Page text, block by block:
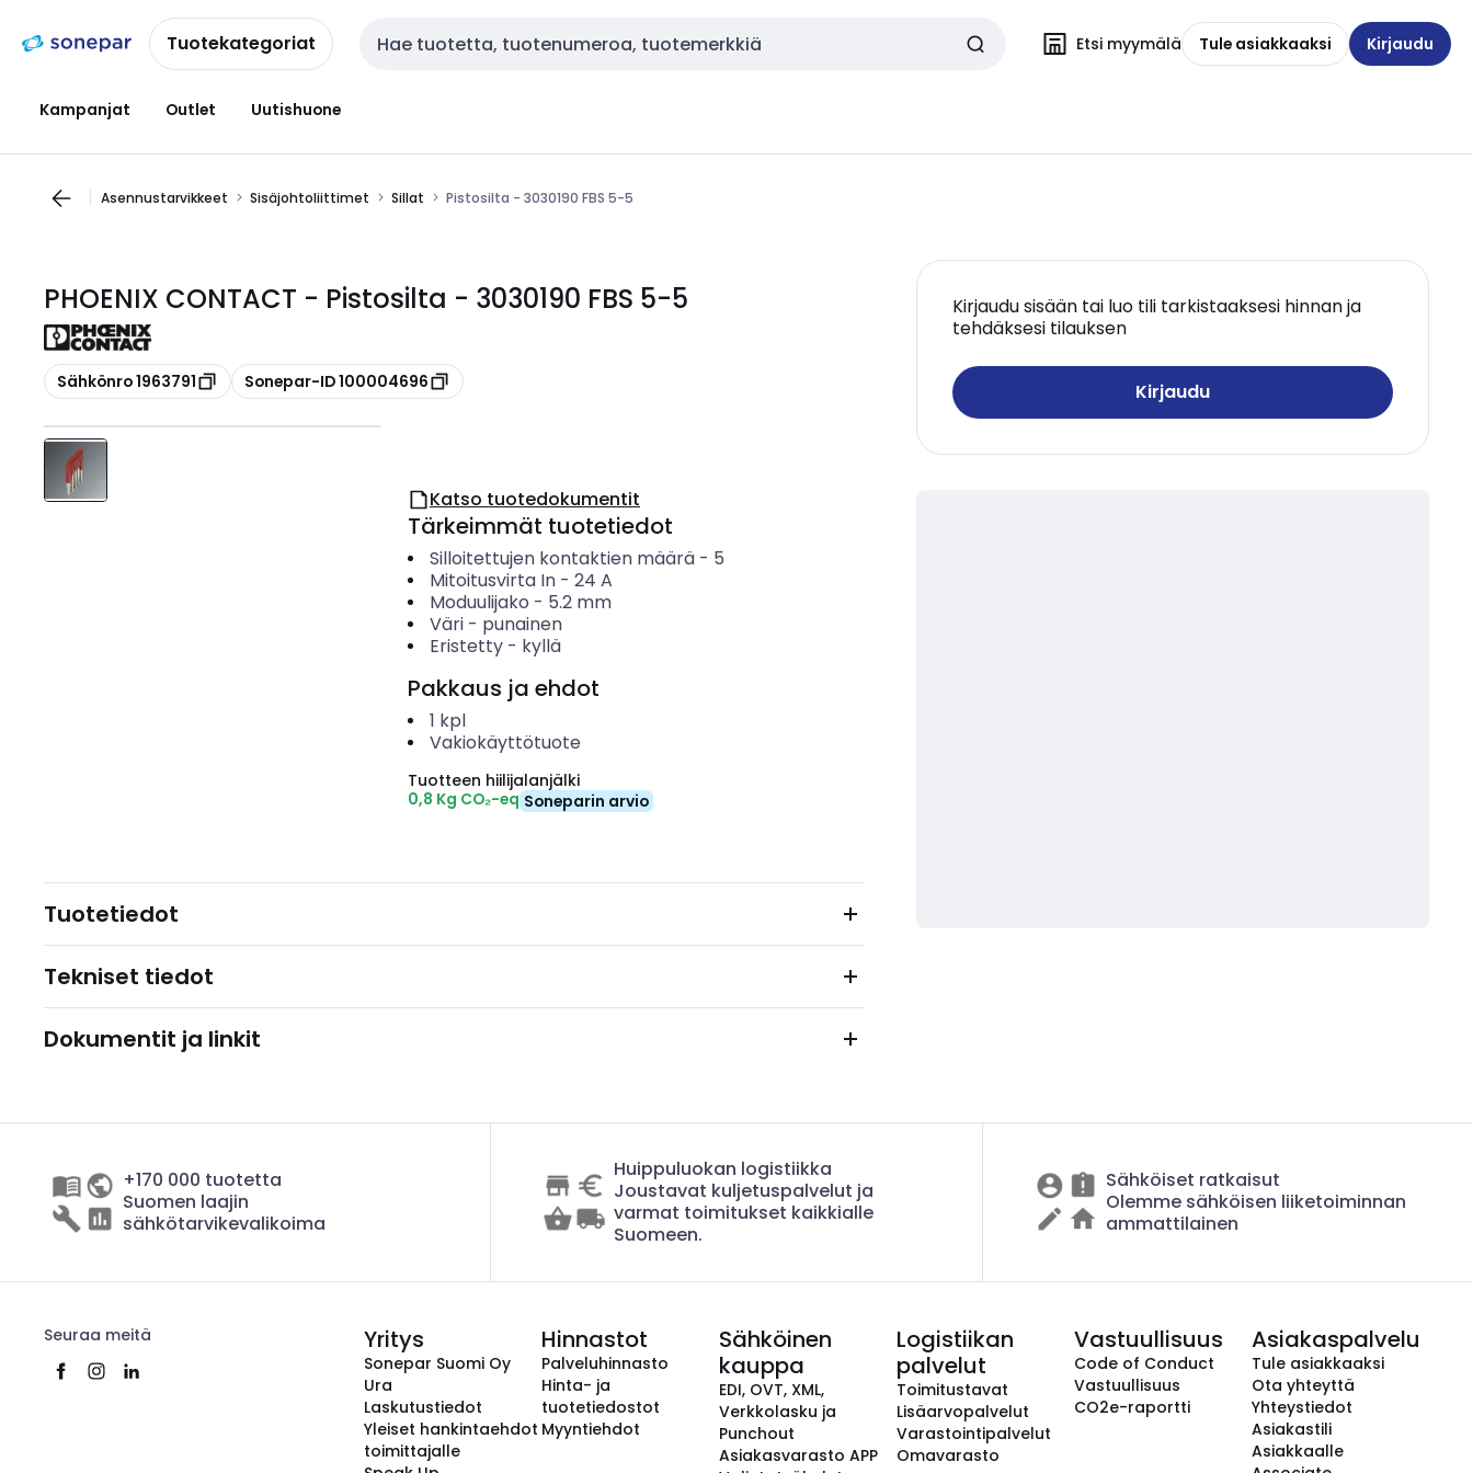
navigointiinsisältöönTuotekategoriat Haku Etsi myymälä Tule asiakkaaksi Kirjaudu
Kampanjat Outlet Uutishuone
Asennustarvikkeet Sisäjohtoliittimet Sillat Pistosilta - 3030190 FBS 5-5
PHOENIX CONTACT - Pistosilta - 3030190 FBS 5-5
Kopioi
Sähkönro 1963791 Kopioi
Sonepar-ID 100004696
Kirjaudu sisään tai luo tili tarkistaaksesi hinnan ja
tehdäksesi tilauksen
Kirjaudu
Katso tuotedokumentit
Tärkeimmät tuotetiedot
Silloitettujen kontaktien määrä- 5
Mitoitusvirta In- 24 A
Moduulijako - 5.2 mm
Väri- punainen
Eristetty- kyllä
Pakkaus ja ehdot
1 kpl
Vakiokäyttötuote
Tuotteen hiilijalanjälki
0,8 Kg CO₂-eq Soneparin arvio
Tuotetiedot
Tekniset tiedot
Dokumentit ja linkit
+170 000 tuotetta
Suomen laajin
sähkötarvikevalikoima
Huippuluokan logistiikka
Joustavat kuljetuspalvelut ja
varmat toimitukset kaikkialle
Suomeen.
Sähköiset ratkaisut
Olemme sähköisen liiketoiminnan
ammattilainen
Seuraa meitä Yritys
Sonepar Suomi Oy
Ura
Laskutustiedot
Yleiset hankintaehdot
toimittajalle
Hinnastot
Palveluhinnasto
Hinta- ja
tuotetiedostot
Myyntiehdot
Sähköinen
kauppa
EDI, OVT, XML,
Verkkolasku ja
Punchout
Asiakasvarasto APP
Logistiikan
palvelut
Toimitustavat
Lisäarvopalvelut
Varastointipalvelut
Omavarasto
Vastuullisuus
Code of Conduct
Vastuullisuus
CO2e-raportti
Asiakaspalvelu
Tule asiakkaaksi
Ota yhteyttä
Yhteystiedot
Asiakastili
Asiakkaalle